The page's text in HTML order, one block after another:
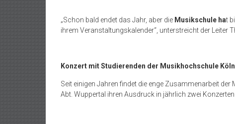
„Schon bald endet das Jahr, aber die Musikschule hat
ihrem Veranstaltungskalender“, unterstreicht der Leiter
Konzert mit Studierenden der Musikhochschule Köln
Seit einigen Jahren findet die enge Zusammenarbeit
Abt. Wuppertal ihren Ausdruck in jährlich zwei